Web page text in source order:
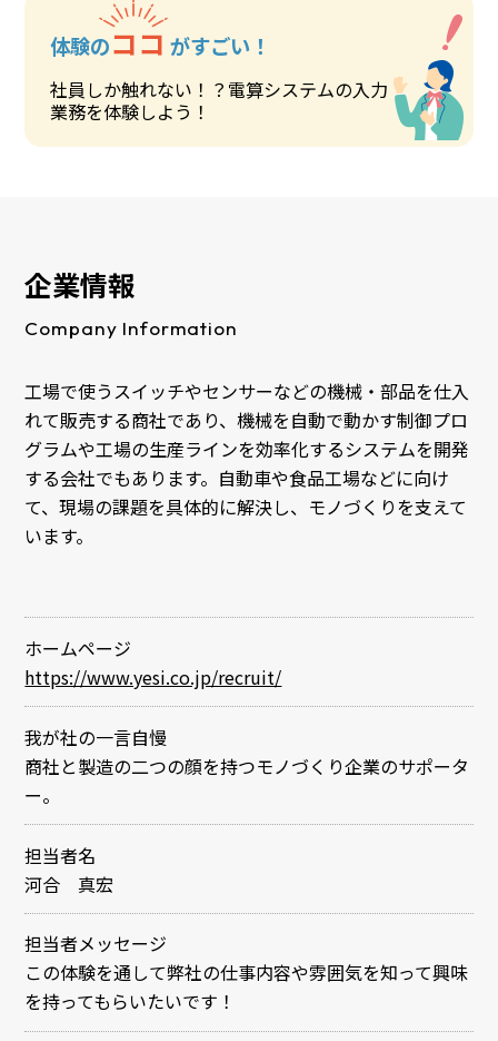
体験のココ がすごい！
社員しか触れない！？電算システムの入力
業務を体験しよう！
企業情報
Company Information
工場で使うスイッチやセンサーなどの機械・部品を仕入
れて販売する商社であり、機械を自動で動かす制御プロ
グラムや工場の生産ラインを効率化するシステムを開発
する会社でもあります。自動車や食品工場などに向け
て、現場の課題を具体的に解決し、モノづくりを支えて
います。
ホームページ
https://www.yesi.co.jp/recruit/
我が社の一言自慢
商社と製造の二つの顔を持つモノづくり企業のサポータ
ー。
担当者名
河合 真宏
担当者メッセージ
この体験を通して弊社の仕事内容や雰囲気を知って興味
を持ってもらいたいです！